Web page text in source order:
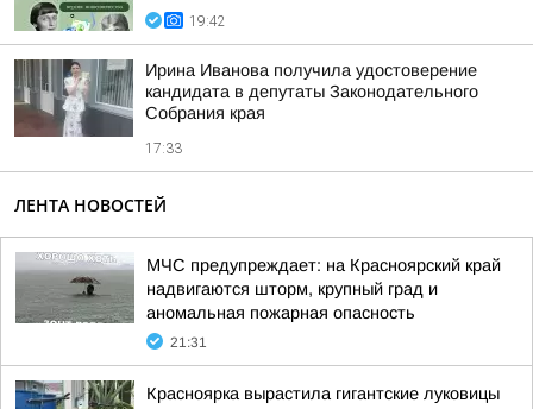
19:42
Ирина Иванова получила удостоверение
кандидата в депутаты Законодательного
Собрания края
17:33
ЛЕНТА НОВОСТЕЙ
МЧС предупреждает: на Красноярский край
надвигаются шторм, крупный град и
аномальная пожарная опасность
21:31
Красноярка вырастила гигантские луковицы